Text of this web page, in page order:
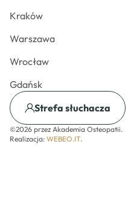
Kraków
Warszawa
Wrocław
Gdańsk
Strefa słuchacza
©2026 przez Akademia Osteopatii.
Realizacja: WEBEO.IT.